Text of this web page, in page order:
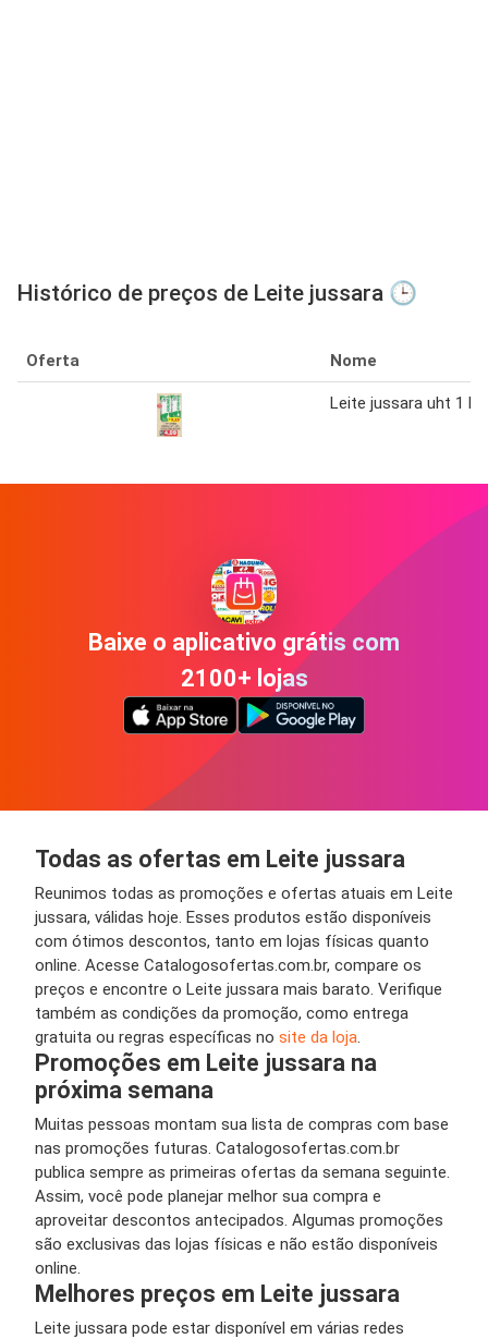
Histórico de preços de Leite jussara 🕒
Oferta Nome
Leite jussara uht 1 l
Baixe o aplicativo grátis com
2100+ lojas
Todas as ofertas em Leite jussara
Reunimos todas as promoções e ofertas atuais em Leite
jussara, válidas hoje. Esses produtos estão disponíveis
com ótimos descontos, tanto em lojas físicas quanto
online. Acesse Catalogosofertas.com.br, compare os
preços e encontre o Leite jussara mais barato. Verifique
também as condições da promoção, como entrega
gratuita ou regras específicas no site da loja
Promoções em Leite jussara na
próxima semana
Muitas pessoas montam sua lista de compras com base
nas promoções futuras. Catalogosofertas.com.br
publica sempre as primeiras ofertas da semana seguinte.
Assim, você pode planejar melhor sua compra e
aproveitar descontos antecipados. Algumas promoções
são exclusivas das lojas físicas e não estão disponíveis
online.
Melhores preços em Leite jussara
Leite jussara pode estar disponível em várias redes